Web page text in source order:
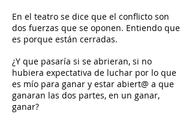
En el teatro se dice que el conflicto son
dos fuerzas que se oponen. Entiendo que
es porque están cerradas.
¿Y que pasaría si se abrieran, si no
hubiera expectativa de luchar por lo que
es mío para ganar y estar abiert@ a que
ganaran las dos partes, en un ganar,
ganar?